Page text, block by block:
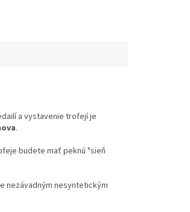
a vystavenie trofejí je
.
budete mať peknú "sieň
nezávadným nesyntetickým